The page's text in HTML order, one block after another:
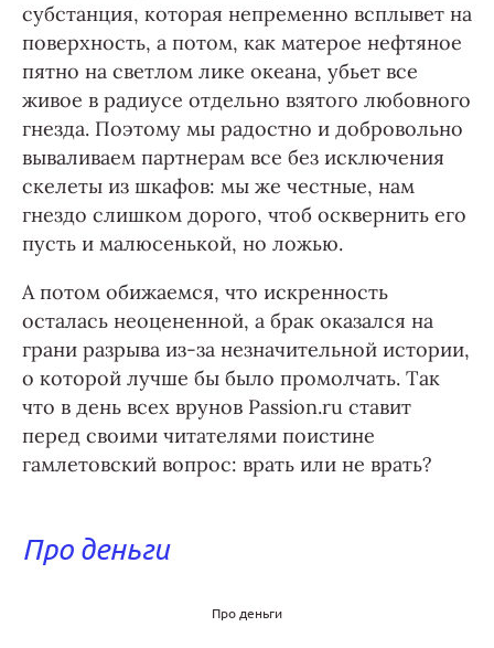
субстанция, которая непременно всплывет на
поверхность, а потом, как матерое нефтяное
пятно на светлом лике океана, убьет все
живое в радиусе отдельно взятого любовного
гнезда. Поэтому мы радостно и добровольно
вываливаем партнерам все без исключения
скелеты из шкафов: мы же честные, нам
гнездо слишком дорого, чтоб осквернить его
пусть и малюсенькой, но ложью.
А потом обижаемся, что искренность
осталась неоцененной, а брак оказался на
грани разрыва из-за незначительной истории,
о которой лучше бы было промолчать. Так
что в день всех врунов Passion.ru ставит
перед своими читателями поистине
гамлетовский вопрос: врать или не врать?
Про деньги
Про деньги